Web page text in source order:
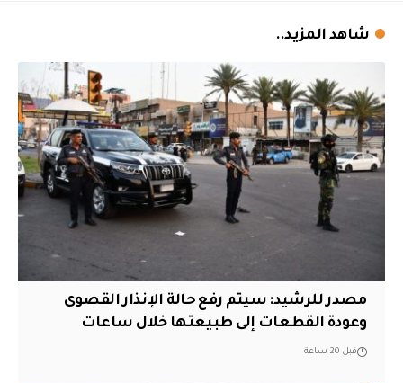
شاهد المزيد..
مصدر للرشيد: سيتم رفع حالة الإنذار القصوى
وعودة القطعات إلى طبيعتها خلال ساعات
قبل 20 ساعة